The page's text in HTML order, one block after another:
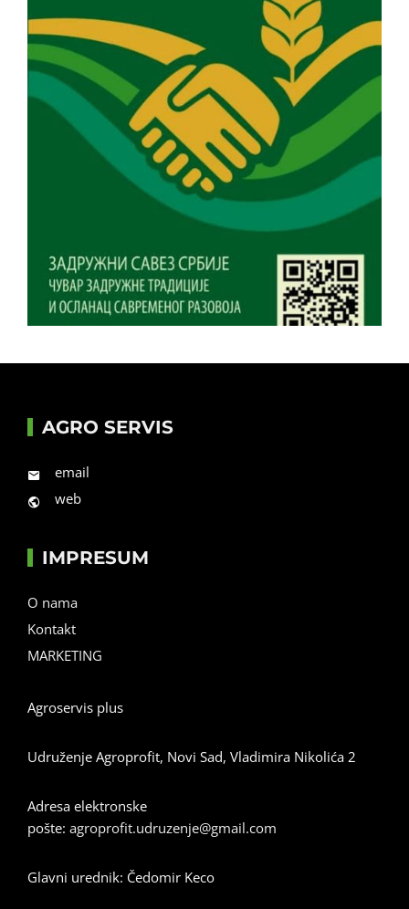
AGRO SERVIS
email
web
IMPRESUM
O nama
Kontakt
MARKETING
Agroservis plus
Udruženje Agroprofit, Novi Sad, Vladimira Nikolića 2
Adresa elektronske
pošte: agroprofit.udruzenje@gmail.com
Glavni urednik: Čedomir Keco